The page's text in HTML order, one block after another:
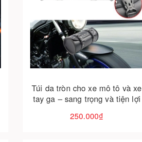
Túi da tròn cho xe mô tô và xe
tay ga – sang trọng và tiện lợi
250.000₫
Cho vào giỏ hàng